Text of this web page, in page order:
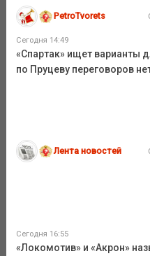
PetroTvorets
Сегодня 14:49
«Спартак» ищет варианты
по Пруцеву переговоров
Лента новостей
Сегодня 16:55
«Локомотив» и «Акрон»